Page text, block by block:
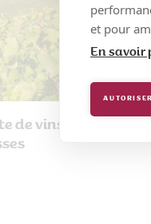
et pour
En savoir
de vins à